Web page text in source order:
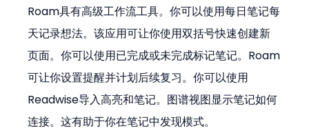
Roam具有高级工作流工具。你可以使用每日笔记每
天记录想法。该应用可让你使用双括号快速创建新
页面。你可以使用已完成或未完成标记笔记。Roam
可让你设置提醒并计划后续复习。你可以使用
Readwise导入高亮和笔记。图谱视图显示笔记如何
连接。这有助于你在笔记中发现模式。